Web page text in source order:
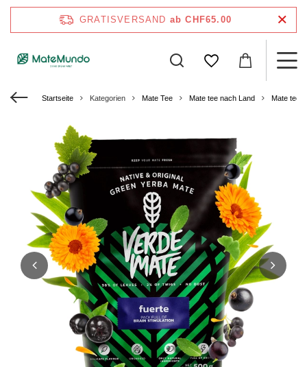
GRATISVERSAND ab CHF65.00
Startseite Kategorien Mate Tee Mate tee nach Land Mate tee